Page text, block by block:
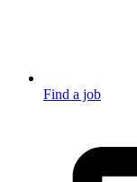
Find a job